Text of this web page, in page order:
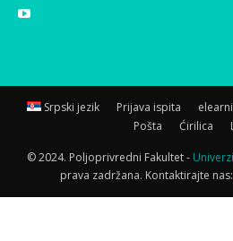
Srpski jezik Prijava ispita
Pošta
Ćirilica
© 2024. Poljoprivredni Fakultet -
prava zadržana. Kontaktirajte nas: